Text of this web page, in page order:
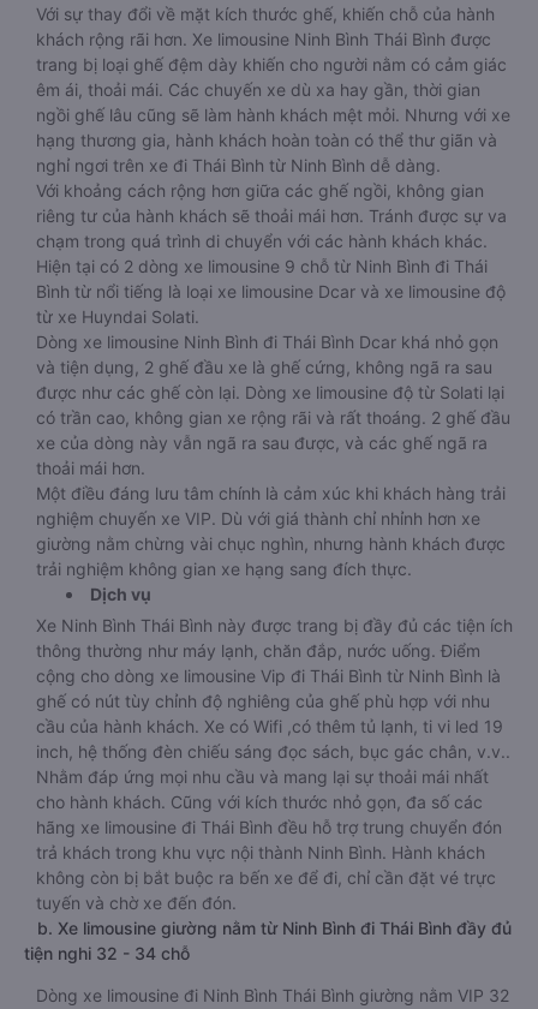
Với sự thay đổi về mặt kích thước ghế, khiến chỗ của hành
khách rộng rãi hơn. Xe limousine Ninh Bình Thái Bình được
trang bị loại ghế đệm dày khiến cho người nằm có cảm giác
êm ái, thoải mái. Các chuyến xe dù xa hay gần, thời gian
ngồi ghế lâu cũng sẽ làm hành khách mệt mỏi. Nhưng với xe
hạng thương gia, hành khách hoàn toàn có thể thư giãn và
nghỉ ngơi trên xe đi Thái Bình từ Ninh Bình dễ dàng.
Với khoảng cách rộng hơn giữa các ghế ngồi, không gian
riêng tư của hành khách sẽ thoải mái hơn. Tránh được sự va
chạm trong quá trình di chuyển với các hành khách khác.
Hiện tại có 2 dòng xe limousine 9 chỗ từ Ninh Bình đi Thái
Bình từ nổi tiếng là loại xe limousine Dcar và xe limousine độ
từ xe Huyndai Solati.
Dòng xe limousine Ninh Bình đi Thái Bình Dcar khá nhỏ gọn
và tiện dụng, 2 ghế đầu xe là ghế cứng, không ngã ra sau
được như các ghế còn lại. Dòng xe limousine độ từ Solati lại
có trần cao, không gian xe rộng rãi và rất thoáng. 2 ghế đầu
xe của dòng này vẫn ngã ra sau được, và các ghế ngã ra
thoải mái hơn.
Một điều đáng lưu tâm chính là cảm xúc khi khách hàng trải
nghiệm chuyến xe VIP. Dù với giá thành chỉ nhỉnh hơn xe
giường nằm chừng vài chục nghìn, nhưng hành khách được
trải nghiệm không gian xe hạng sang đích thực.
Dịch vụ
Xe Ninh Bình Thái Bình này được trang bị đầy đủ các tiện ích
thông thường như máy lạnh, chăn đắp, nước uống. Điểm
cộng cho dòng xe limousine Vip đi Thái Bình từ Ninh Bình là
ghế có nút tùy chỉnh độ nghiêng của ghế phù hợp với nhu
cầu của hành khách. Xe có Wifi ,có thêm tủ lạnh, ti vi led 19
inch, hệ thống đèn chiếu sáng đọc sách, bục gác chân, v.v..
Nhằm đáp ứng mọi nhu cầu và mang lại sự thoải mái nhất
cho hành khách. Cũng với kích thước nhỏ gọn, đa số các
hãng xe limousine đi Thái Bình đều hỗ trợ trung chuyển đón
trả khách trong khu vực nội thành Ninh Bình. Hành khách
không còn bị bắt buộc ra bến xe để đi, chỉ cần đặt vé trực
tuyến và chờ xe đến đón.
b. Xe limousine giường nằm từ Ninh Bình đi Thái Bình đầy đủ
tiện nghi 32 - 34 chỗ
Dòng xe limousine đi Ninh Bình Thái Bình giường nằm VIP 32